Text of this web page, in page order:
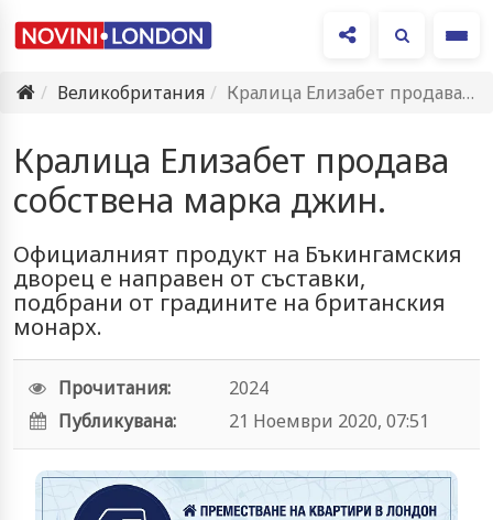
Великобритания
Кралица Елизабет продава собствена марка джин.
Кралица Елизабет продава
собствена марка джин.
Официалният продукт на Бъкингамския
дворец е направен от съставки,
подбрани от градините на британския
монарх.
Прочитания:
2024
Публикувана:
21 Ноември 2020, 07:51